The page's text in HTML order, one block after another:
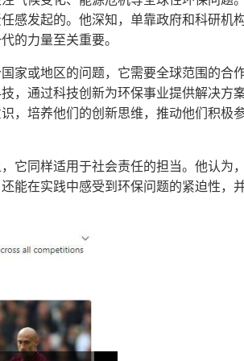
感发起的。他深知，单靠政府和科研机
的力量至关重要。
家或地区的问题，它需要全球范围的合
，通过科技创新为环保事业提供解决方
，培养他们的创新思维，推动他们积极
它同样适用于社会责任的担当。他认为
能在实践中感受到环保问题的紧迫性，